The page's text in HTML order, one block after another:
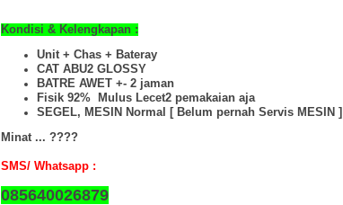
Kondisi & Kelengkapan :
Unit + Chas + Bateray
CAT ABU2 GLOSSY
BATRE AWET +- 2 jaman
Fisik 92% Mulus Lecet2 pemakaian aja
SEGEL, MESIN Normal [ Belum pernah Servis MESIN ]
Minat ... ????
SMS/ Whatsapp :
085640026879